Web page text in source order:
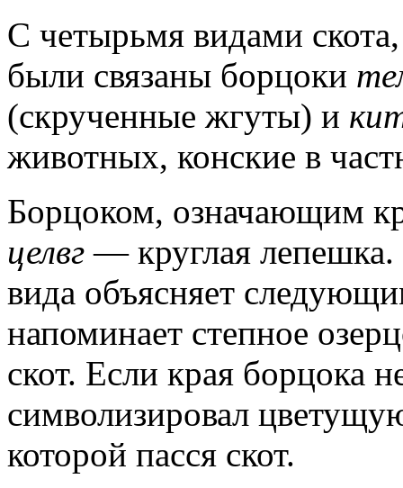
С четырьмя видами
были связаны борцоки
(скрученные жгуты) и
животных, конские в
Борцоком, означающим
целвг— круглая лепешка.
вида объясняет
напоминает степное
скот. Если края борцока
символизировал
которой пасся скот.